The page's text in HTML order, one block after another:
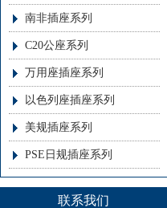
南非插座系列
C20公座系列
万用座插座系列
以色列座插座系列
美规插座系列
PSE日规插座系列
联系我们